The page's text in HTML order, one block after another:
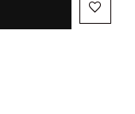
favorite_border